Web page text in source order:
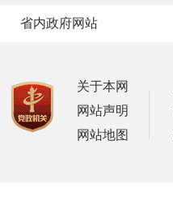
省内政府网站
关于本网
网站声明
网站地图